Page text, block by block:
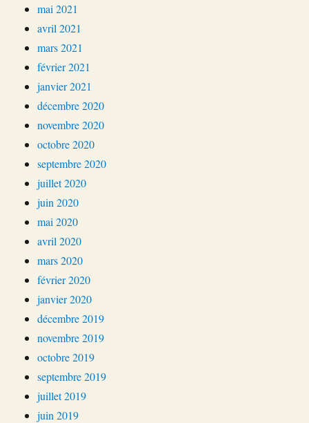
mai 2021
avril 2021
mars 2021
février 2021
janvier 2021
décembre 2020
novembre 2020
octobre 2020
septembre 2020
juillet 2020
juin 2020
mai 2020
avril 2020
mars 2020
février 2020
janvier 2020
décembre 2019
novembre 2019
octobre 2019
septembre 2019
juillet 2019
juin 2019